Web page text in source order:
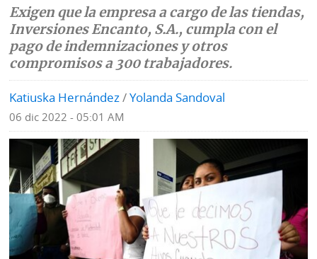
Mundo
Deportes
Tecnología
Ponle
la
Firma
Blogs
Fotografías
Videos
Fe
de
erratas
Historias
SERVICIOS
Exigen que la empresa a cargo de las tiendas,
Inversiones Encanto, S.A., cumpla con el
pago de indemnizaciones y otros
compromisos a 300 trabajadores.
Katiuska Hernández/Yolanda Sandoval
06 dic 2022 - 05:01 AM